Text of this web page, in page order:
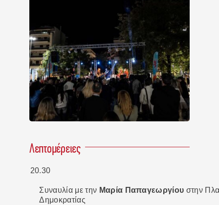
Λεπτομέρειες
20.30
Συναυλία με την Μαρία Παπαγεωργίου στην
Δημοκρατίας
- RECAP TRAILER